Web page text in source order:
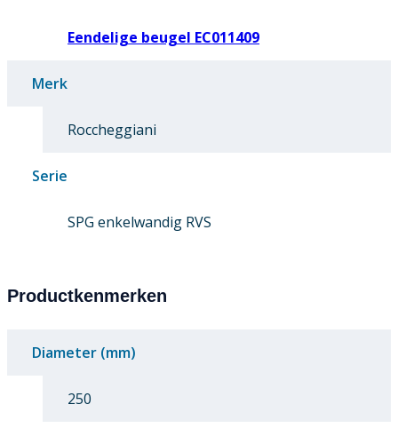
Eendelige beugel EC011409
Merk
Roccheggiani
Serie
SPG enkelwandig RVS
Productkenmerken
Diameter (mm)
250